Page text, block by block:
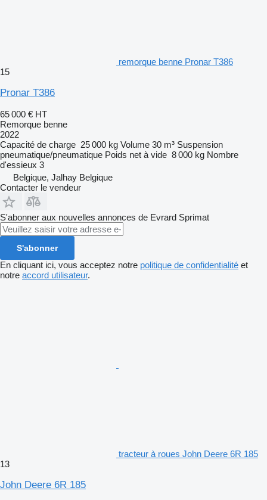
remorque benne Pronar T386
15
Pronar T386
65 000 € HT
Remorque benne
2022
Capacité de charge 25 000 kg Volume 30 m³ Suspension
pneumatique/pneumatique Poids net à vide 8 000 kg Nombre
d'essieux 3
Belgique, Jalhay Belgique
Contacter le vendeur
S'abonner aux nouvelles annonces de Evrard Sprimat
S'abonner
En cliquant ici, vous acceptez notre politique de confidentialité et
notre accord utilisateur.
tracteur à roues John Deere 6R 185
13
John Deere 6R 185